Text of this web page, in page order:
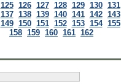
125 126 127 128 129 130 131
137 138 139 140 141 142 143
149 150 151 152 153 154 155
158 159 160 161 162